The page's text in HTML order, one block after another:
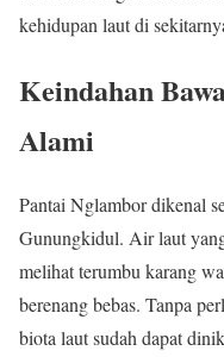
kehidupan laut di
Keindahan
Alami
Pantai Nglambor dikenal
Gunungkidul. Air laut
melihat terumbu karang
berenang bebas. Tanpa
biota laut sudah dapat